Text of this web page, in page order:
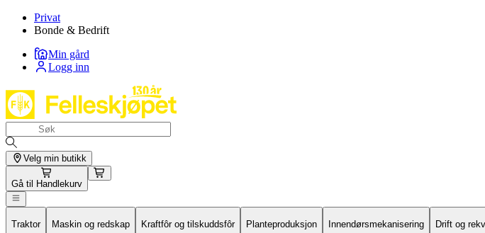
Privat
Bonde & Bedrift
Min gård
Logg inn
Velg min butikk
Gå til Handlekurv
Traktor Maskin og redskap Kraftfôr og tilskuddsfôr Planteproduksjon Innendørsmekanisering Drift og